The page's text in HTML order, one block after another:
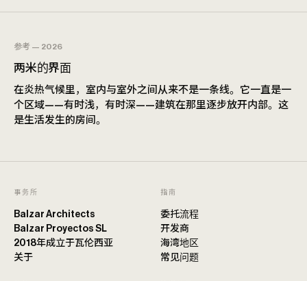
参考 — 2026
两米的界面
在炎热气候里，室内与室外之间从来不是一条线。它一直是一
个区域——有时浅，有时深——建筑在那里逐步放开内部。这
是生活发生的房间。
事务所
Balzar Architects
Balzar Proyectos SL
2018年成立于瓦伦西亚
关于
指南
委托流程
开发商
海湾地区
常见问题